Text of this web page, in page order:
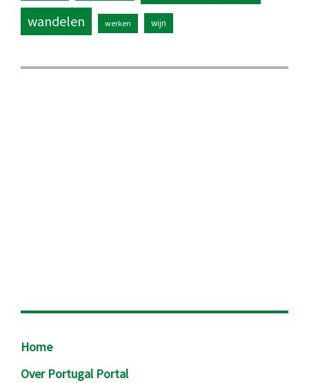
wandelen werken wijn
Footer
Home
Over Portugal Portal